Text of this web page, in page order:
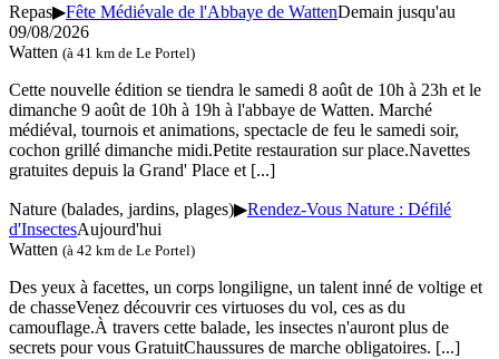
Repas▶Fête Médiévale de l'Abbaye de WattenDemain jusqu'au
09/08/2026
Watten (à 41 km de Le Portel)
Cette nouvelle édition se tiendra le samedi 8 août de 10h à 23h et le
dimanche 9 août de 10h à 19h à l'abbaye de Watten. Marché
médiéval, tournois et animations, spectacle de feu le samedi soir,
cochon grillé dimanche midi.Petite restauration sur place.Navettes
gratuites depuis la Grand' Place et [...]
Nature (balades, jardins, plages)▶Rendez-Vous Nature : Défilé
d'InsectesAujourd'hui
Watten (à 42 km de Le Portel)
Des yeux à facettes, un corps longiligne, un talent inné de voltige et
de chasseVenez découvrir ces virtuoses du vol, ces as du
camouflage.À travers cette balade, les insectes n'auront plus de
secrets pour vous GratuitChaussures de marche obligatoires. [...]